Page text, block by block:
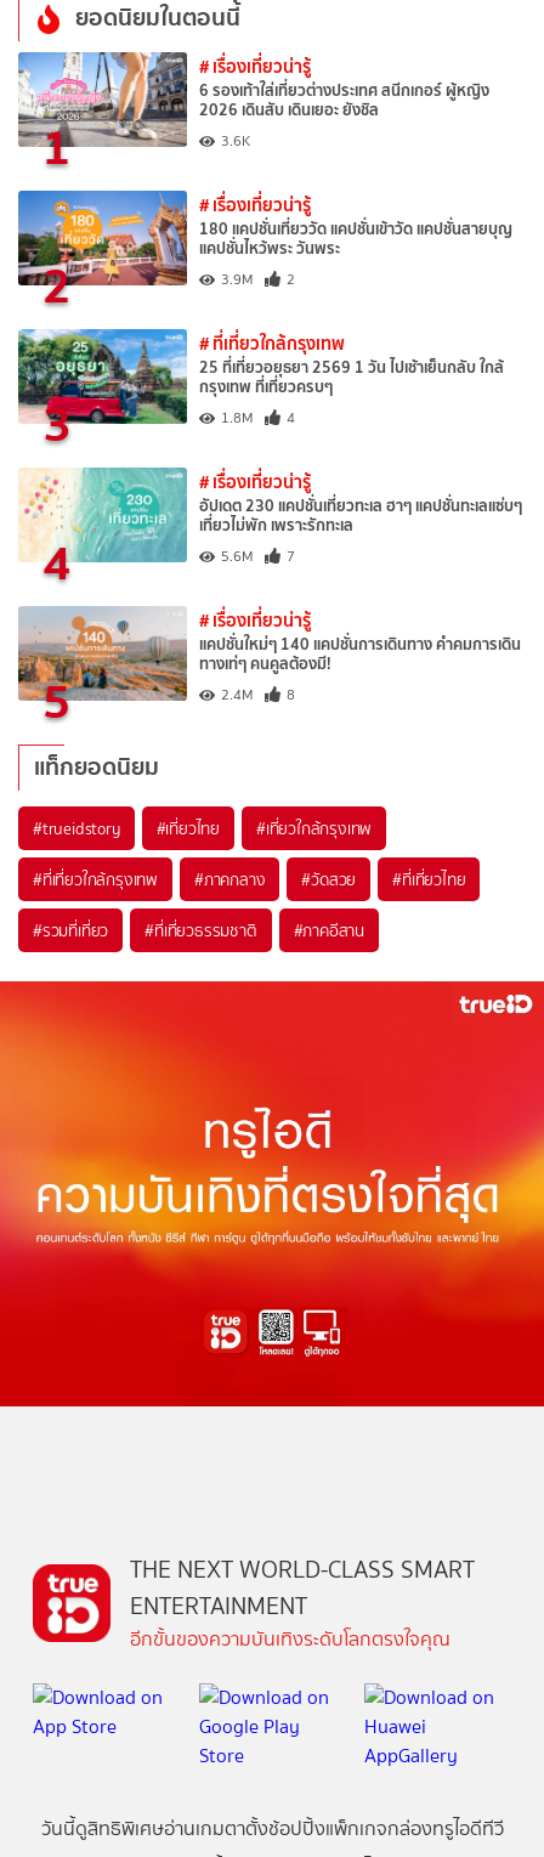
ยอดนิยมในตอนนี้
1
# เรื่องเที่ยวน่ารู้
6 รองเท้าใส่เที่ยวต่างประเทศ สนีกเกอร์ ผู้หญิง
2026 เดินสับ เดินเยอะ ยังชิล
3.6K
2
# เรื่องเที่ยวน่ารู้
180 แคปชั่นเที่ยววัด แคปชั่นเข้าวัด แคปชั่นสายบุญ
แคปชั่นไหว้พระ วันพระ
3.9M 2
3
# ที่เที่ยวใกล้กรุงเทพ
25 ที่เที่ยวอยุธยา 2569 1 วัน ไปเช้าเย็นกลับ ใกล้
กรุงเทพ ที่เที่ยวครบๆ
1.8M 4
4
# เรื่องเที่ยวน่ารู้
อัปเดต 230 แคปชั่นเที่ยวทะเล ฮาๆ แคปชั่นทะเลแซ่บๆ
เที่ยวไม่พัก เพราะรักทะเล
5.6M 7
5
# เรื่องเที่ยวน่ารู้
แคปชั่นใหม่ๆ 140 แคปชั่นการเดินทาง คำคมการเดิน
ทางเท่ๆ คนคูลต้องมี!
2.4M 8
แท็กยอดนิยม
#trueidstory #เที่ยวไทย #เที่ยวใกล้กรุงเทพ
#ที่เที่ยวใกล้กรุงเทพ #ภาคกลาง #วัดสวย #ที่เที่ยวไทย
#รวมที่เที่ยว #ที่เที่ยวธรรมชาติ #ภาคอีสาน
THE NEXT WORLD-CLASS SMART
ENTERTAINMENT
อีกขั้นของความบันเทิงระดับโลกตรงใจคุณ
วันนี้ดูสิทธิพิเศษอ่านเกมตาตั้งช้อปปิ้งแพ็กเกจกล่องทรูไอดีทีวี